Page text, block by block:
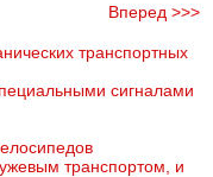
Вперед >>>
транспортных
сигналами
транспортом, и